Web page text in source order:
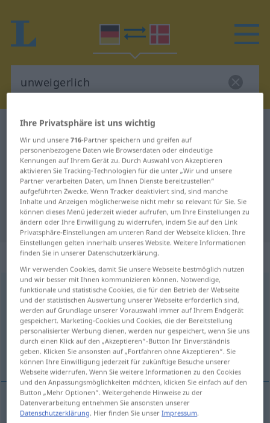
Deutsch-Dänisch Wörterbuch
Deutsch-Dänisch Übersetzung für
"unweigerlich"
"unweigerlich" Dänisch
Übersetzung
„unweigerlich“
unweigerlich
Übersicht aller Übersetzungen
(Für mehr Details die Übersetzung anklicken/antippen)
uvægerlig
uvægerlig unweigerlich
Ihre Privatsphäre ist uns wichtig
Wir und unsere716-Partner speichern und greifen auf
personenbezogene Daten wie Browserdaten oder eindeutige
Kennungen auf Ihrem Gerät zu. Durch Auswahl von Akzeptieren
aktivieren Sie Tracking-Technologien für die unter „Wir und unsere
Partner verarbeiten Daten, um Ihnen Dienste bereitzustellen“
aufgeführten Zwecke. Wenn Tracker deaktiviert sind, sind manche
Inhalte und Anzeigen möglicherweise nicht mehr so relevant für Sie. Sie
können dieses Menü jederzeit wieder aufrufen, um Ihre Einstellungen zu
ändern oder Ihre Einwilligung zu widerrufen, indem Sie auf den Link
Privatsphäre-Einstellungen am unteren Rand der Webseite klicken. Ihre
Einstellungen gelten innerhalb unseres Website. Weitere Informationen
finden Sie in unserer Datenschutzerklärung.
Wir verwenden Cookies, damit Sie unsere Webseite bestmöglich nutzen
und wir besser mit Ihnen kommunizieren können. Notwendige,
funktionale und statistische Cookies, die für den Betrieb der Webseite
und der statistischen Auswertung unserer Webseite erforderlich sind,
werden auf Grundlage unserer Vorauswahl immer auf Ihrem Endgerät
gespeichert. Marketing-Cookies und Cookies, die der Bereitstellung
personalisierter Werbung dienen, werden nur gespeichert, wenn Sie uns
durch einen Klick auf den „Akzeptieren“-Button Ihr Einverständnis
geben. Klicken Sie ansonsten auf „Fortfahren ohne Akzeptieren“. Sie
können Ihre Einwilligung jederzeit für zukünftige Besuche unserer
Webseite widerrufen. Wenn Sie weitere Informationen zu den Cookies
und den Anpassungsmöglichkeiten möchten, klicken Sie einfach auf den
Button „Mehr Optionen“. Weitergehende Hinweise zu der
Datenverarbeitung entnehmen Sie ansonsten unserer
Datenschutzerklärung. Hier finden Sie unserImpressum.